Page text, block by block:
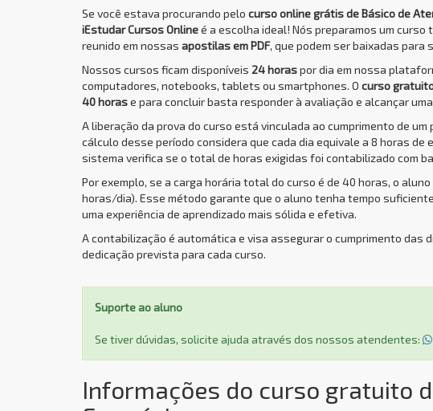
Se você estava procurando pelo curso online grátis de Básico de
iEstudar Cursos Onlineé a escolha ideal! Nós preparamos um
reunido em nossas apostilas em PDF, que podem ser baixadas
Nossos cursos ficam disponíveis 24 horaspor dia em nossa
computadores, notebooks, tablets ou smartphones. O curso
40 horase para concluir basta responder à avaliação e alcançar
A liberação da prova do curso está vinculada ao cumprimento de
cálculo desse período considera que cada dia equivale a 8 horas
sistema verifica se o total de horas exigidas foi contabilizado com
Por exemplo, se a carga horária total do curso é de 40 horas, o
horas/dia). Esse método garante que o aluno tenha tempo
uma experiência de aprendizado mais sólida e efetiva.
A contabilização é automática e visa assegurar o cumprimento das
dedicação prevista para cada curso.
Suporte ao aluno
Se tiver dúvidas, solicite ajuda através dos nossos atendentes:
Informações do curso gratuito